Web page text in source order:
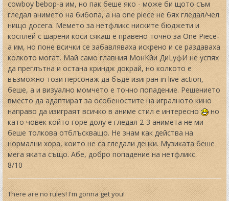
cowboy bebop-а им, но пак беше яко - може би щото съм
гледал анимето на бибопа, а на one piece не бях гледал/чел
нищо досега. Мемето за нетфликс ниските бюджети и
косплей с шарени коси сякаш е правено точно за One Piece-
а им, но поне всички се забавляваха искрено и се раздаваха
колкото могат. Май само главния МонКйи ДиLуфИ не успях
да преглътна и остана криндж докрай, но колкото е
възможно този персонаж да бъде изигран in live action,
беше, а и визуално момчето е точно попадение. Решението
вместо да адаптират за особеностите на игралното кино
направо да изиграят всичко в аниме стил е интересно
но
като човек който горе долу е гледал 2-3 анимета не ми
беше толкова отблъскващо. Не знам как действа на
нормални хора, които не са гледали децки. Музиката беше
мега яката също. Абе, добро попадение на нетфликс.
8/10
There are no rules! I'm gonna get you!